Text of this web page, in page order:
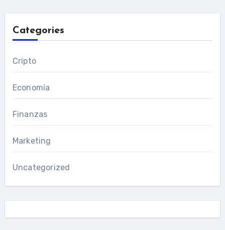
Categories
Cripto
Economía
Finanzas
Marketing
Uncategorized